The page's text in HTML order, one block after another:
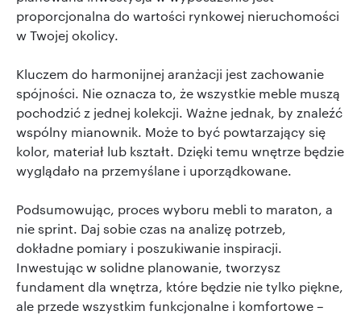
proporcjonalna do wartości rynkowej nieruchomości
w Twojej okolicy.
Kluczem do harmonijnej aranżacji jest zachowanie
spójności. Nie oznacza to, że wszystkie meble muszą
pochodzić z jednej kolekcji. Ważne jednak, by znaleźć
wspólny mianownik. Może to być powtarzający się
kolor, materiał lub kształt. Dzięki temu wnętrze będzie
wyglądało na przemyślane i uporządkowane.
Podsumowując, proces wyboru mebli to maraton, a
nie sprint. Daj sobie czas na analizę potrzeb,
dokładne pomiary i poszukiwanie inspiracji.
Inwestując w solidne planowanie, tworzysz
fundament dla wnętrza, które będzie nie tylko piękne,
ale przede wszystkim funkcjonalne i komfortowe –